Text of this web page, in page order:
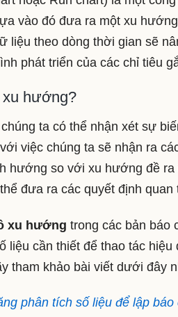
vào đó đưa ra một xu
liệu theo dòng thời gian sẽ
phát triển của các chỉ tiêu
hướng?
ta có thể nhận xét sự
việc chúng ta sẽ nhận ra
hướng so với xu hướng đề
đưa ra các quyết định
xu hướng trong các bản báo
liệu cần thiết để thao tác
tham khảo bài viết dưới đây
phân tích số liệu để lập